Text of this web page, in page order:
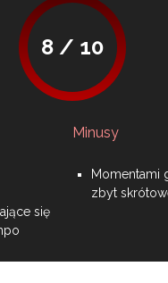
się
8 / 10
Minusy
Momentami
zbyt